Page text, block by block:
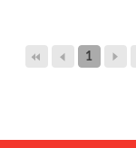
1